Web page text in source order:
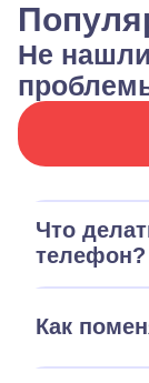
Не
Что
телефон?
Как